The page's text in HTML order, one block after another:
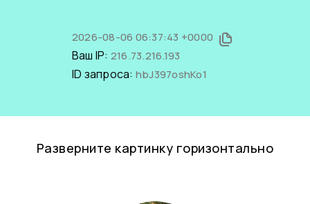
2026-08-06 06:37:43 +0000
Ваш IP: 216.73.216.193
ID запроса: hbJ397oshKo1
Разверните картинку горизонтально